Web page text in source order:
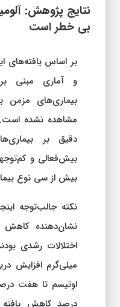
نتایج پژوهش:
بی‌ خطر است
بر اساس یافته‌های
و آماری مبنی
بیماری‌های مزمن
مشاهده نشده
دقیق بر
بیش از سی نوع
نکته جالب‌توجه
نشان‌دهنده کاهش
اختلالات رشدی
میلی‌گرم افزایش
اوتیسم تا هفت
درصد کاهش